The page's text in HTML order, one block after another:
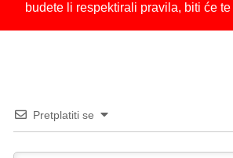
budete li respektirali pravila, biti će
Pretplatiti se